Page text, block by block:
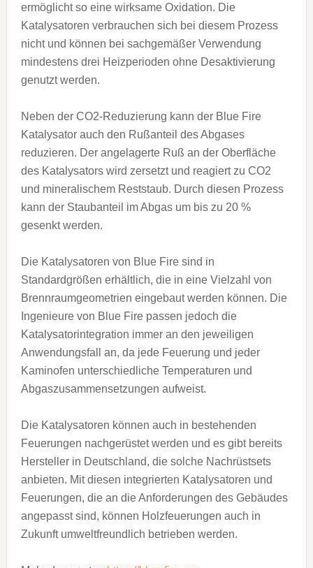
ermöglicht so eine wirksame Oxidation. Die
Katalysatoren verbrauchen sich bei diesem Prozess
nicht und können bei sachgemäßer Verwendung
mindestens drei Heizperioden ohne Desaktivierung
genutzt werden.
Neben der CO2-Reduzierung kann der Blue Fire
Katalysator auch den Rußanteil des Abgases
reduzieren. Der angelagerte Ruß an der Oberfläche
des Katalysators wird zersetzt und reagiert zu CO2
und mineralischem Reststaub. Durch diesen Prozess
kann der Staubanteil im Abgas um bis zu 20 %
gesenkt werden.
Die Katalysatoren von Blue Fire sind in
Standardgrößen erhältlich, die in eine Vielzahl von
Brennraumgeometrien eingebaut werden können. Die
Ingenieure von Blue Fire passen jedoch die
Katalysatorintegration immer an den jeweiligen
Anwendungsfall an, da jede Feuerung und jeder
Kaminofen unterschiedliche Temperaturen und
Abgaszusammensetzungen aufweist.
Die Katalysatoren können auch in bestehenden
Feuerungen nachgerüstet werden und es gibt bereits
Hersteller in Deutschland, die solche Nachrüstsets
anbieten. Mit diesen integrierten Katalysatoren und
Feuerungen, die an die Anforderungen des Gebäudes
angepasst sind, können Holzfeuerungen auch in
Zukunft umweltfreundlich betrieben werden.